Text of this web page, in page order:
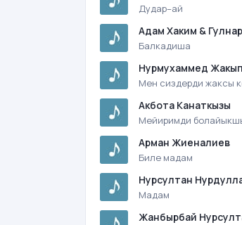
Дудар–ай
Адам Хаким &
Балкадиша
Нурмухаммед Жакып
Мен сиздерди жаксы
Акбота Канаткызы
Мейиримди
Арман Жиеналиев
Биле мадам
Нурсултан
Мадам
Жанбырбай